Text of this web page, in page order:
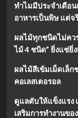
ทำไมมีประจำเดือ
อาหารเป็นพิษ แต่จ
ผลไม้ทุกชนิดไม่คว
ไม้ 4 ชนิด” ยิ่งแช่ยิ่
ผลไม้สีเข้มเม็ดเล็
คอเลสเตอรอล
ดูแลตับให้แข็งแรง
เสริมการทำงานข